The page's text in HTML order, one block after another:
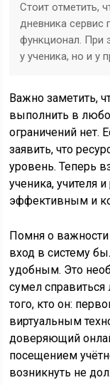
Стоит отметить,
дневника сервис
функционал. При
у ученика, но и у
Важно заметить,
выполнить в
ограничений нет.
заявить, что
уровень. Теперь
ученика, учителя
эффективным и
Помня о
вход в систему
удобным. Это
сумел
того, кто он:
виртуальным
доверяющий
посещением
возникнуть не